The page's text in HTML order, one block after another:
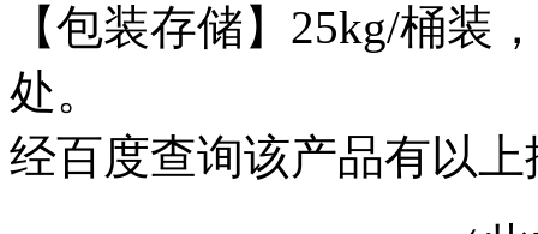
【包装存储】25kg/桶装
处。
经百度查询该产品有以上